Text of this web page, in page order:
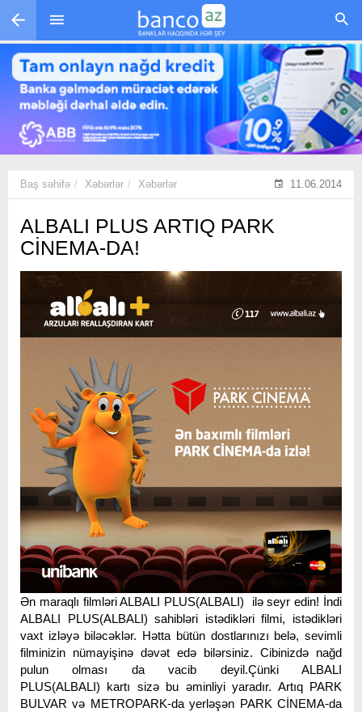
Skip to main content
Baş səhifə Xəbərlər Xəbərlər 11.06.2014
ALBALI PLUS ARTIQ PARK
CİNEMA-DA!
Ən maraqlı filmləri ALBALI PLUS(ALBALI) ilə seyr edin! İndi
ALBALI PLUS(ALBALI) sahibləri istədikləri filmi, istədikləri
vaxt izləyə biləcəklər. Hətta bütün dostlarınızı belə, sevimli
filminizin nümayişinə dəvət edə bilərsiniz. Cibinizdə nağd
pulun olması da vacib deyil.Çünki ALBALI
PLUS(ALBALI) kartı sizə bu əminliyi yaradır. Artıq PARK
BULVAR və METROPARK-da yerləşən PARK CİNEMA-da